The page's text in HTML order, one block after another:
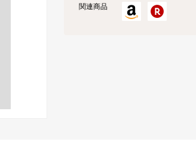
関連商品